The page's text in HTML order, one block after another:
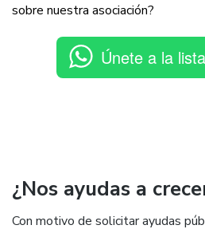
sobre nuestra asociación?
Únete a la
¿Nos ayudas a
Con motivo de solicitar ayudas